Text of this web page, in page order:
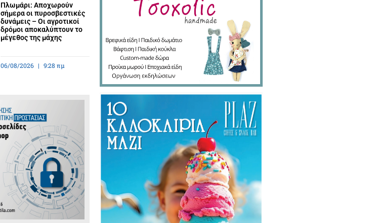
Πλωμάρι: Αποχωρούν
σήμερα οι πυροσβεστικές
δυνάμεις – Οι αγροτικοί
δρόμοι αποκαλύπτουν το
μέγεθος της μάχης
06/08/2026 9:28 πμ